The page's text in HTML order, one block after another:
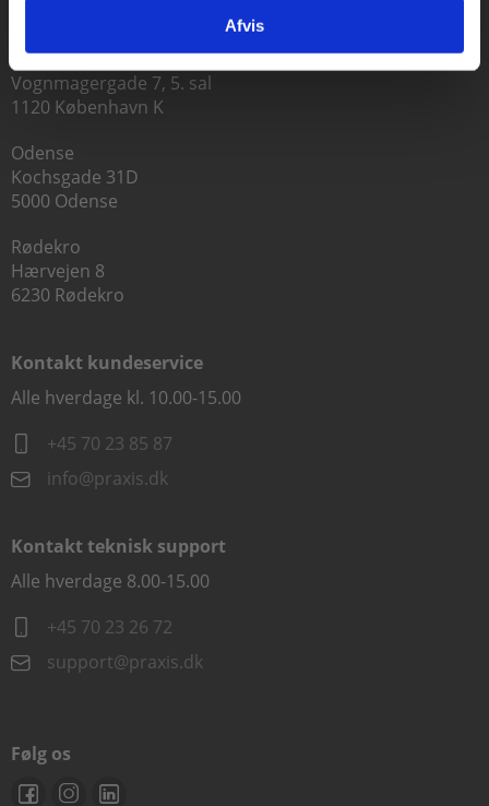
Afvis
København
Vognmagergade 7, 5. sal
1120 København K
Odense
Kochsgade 31D
5000 Odense
Rødekro
Hærvejen 8
6230 Rødekro
Kontakt kundeservice
Alle hverdage kl. 10.00-15.00
+45 70 23 85 87
info@praxis.dk
Kontakt teknisk support
Alle hverdage 8.00-15.00
+45 70 23 26 72
support@praxis.dk
Følg os